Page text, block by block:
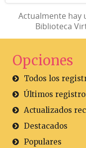
Actualmente hay
Biblioteca
Opciones
Todos los
Últimos
Actualizados
Destacados
Populares